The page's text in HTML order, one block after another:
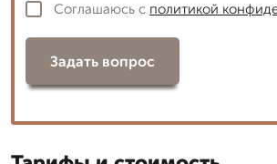
Соглашаюсь с политикой
Задать вопрос